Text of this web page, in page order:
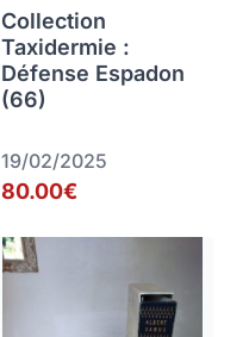
Collection
Taxidermie :
Défense Espadon
(66)
19/02/2025
80.00€